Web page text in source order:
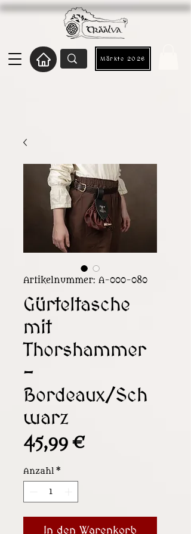
Märkte 2026
Artikelnummer: A-000-080
Gürteltasche
mit
Thorshammer
-
Bordeaux/Sch
warz
45,99 €
Anzahl *
In den Warenkorb